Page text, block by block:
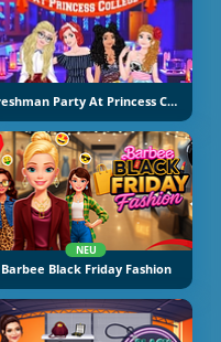
Freshman Party At Princess College
NEU
Barbee Black Friday Fashion